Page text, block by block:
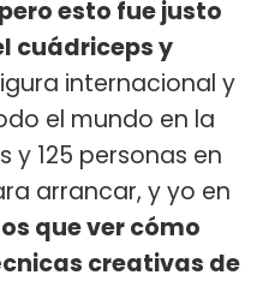
pero esto fue justo
cuádriceps y
internacional y
el mundo en la
y 125 personas en
arrancar, y yo en
que ver cómo
creativas de